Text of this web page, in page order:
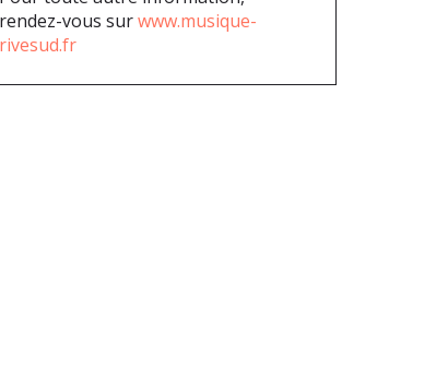
rendez-vous surwww.musique-
rivesud.fr